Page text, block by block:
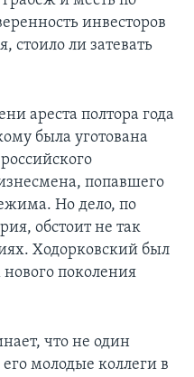
инвесторов
стоило ли затевать
ареста полтора года
была уготована
попавшего
Но дело, по
обстоит не так
Ходорковский был
поколения
что не один
молодые коллеги в